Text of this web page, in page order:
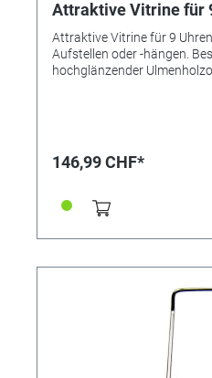
Attraktive Vitrine für
Attraktive Vitrine für 9
Aufstellen oder -hängen.
hochglänzender
146,99 CHF*